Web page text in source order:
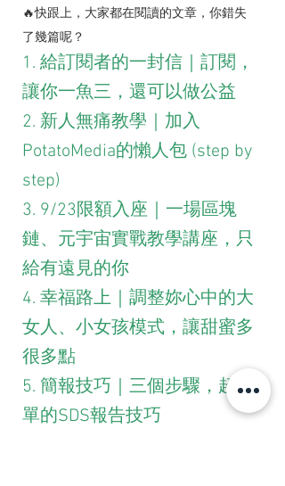
🔥快跟上，大家都在閱讀的文章，你錯失
了幾篇呢？
1. 給訂閱者的一封信｜訂閱，
讓你一魚三，還可以做公益
2. 新人無痛教學｜加入
PotatoMedia的懶人包 (step by
step)
3. 9/23限額入座｜一場區塊
鏈、元宇宙實戰教學講座，只
給有遠見的你
4. 幸福路上｜調整妳心中的大
女人、小女孩模式，讓甜蜜多
很多點
5. 簡報技巧｜三個步驟，超簡
單的SDS報告技巧